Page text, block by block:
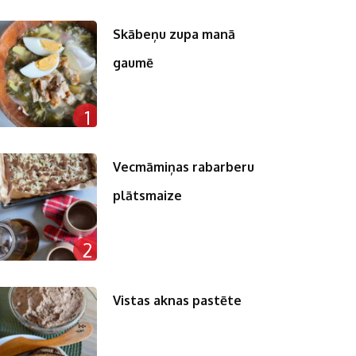
1
Skābeņu zupa manā
gaumē
2
Vecmāmiņas rabarberu
plātsmaize
Vistas aknas pastēte